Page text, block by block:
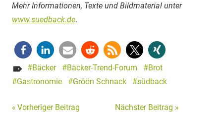
Mehr Informationen, Texte und Bildmaterial unter
www.suedback.de.
Bäcker Bäcker-Trend-Forum
Brot
Gastronomie
Gröön Schnack südback
Beitragsnavigation
Vorheriger Beitrag Nächster Beitrag